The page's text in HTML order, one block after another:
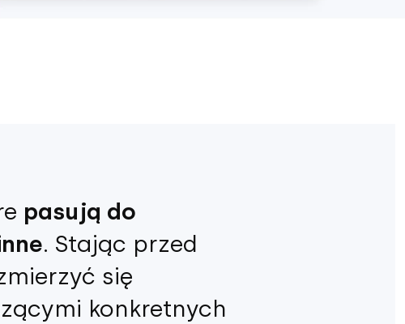
pasują do
. Stając przed
się
konkretnych